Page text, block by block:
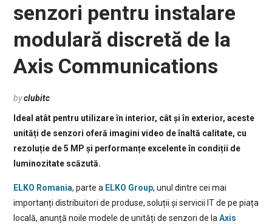
senzori pentru instalare
modulară discretă de la
Axis Communications
byclubitc
Ideal atât pentru utilizare în interior, cât și în exterior, aceste
unități de senzori oferă imagini video de înaltă calitate, cu
rezoluție de 5 MP și performanțe excelente în condiții de
luminozitate scăzută.
ELKO Romania, parte a ELKO Group, unul dintre cei mai
importanți distribuitori de produse, soluții și servicii IT de pe piața
locală, anunță noile modele de unități de senzori de laAxis